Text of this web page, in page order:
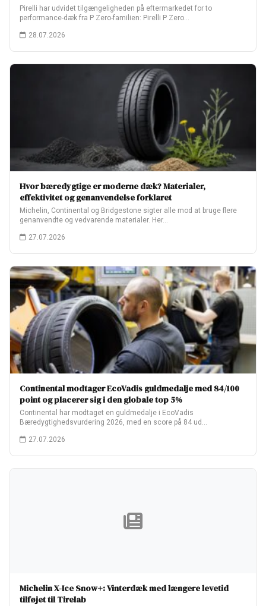
Pirelli har udvidet tilgængeligheden på eftermarkedet for to
performance-dæk fra P Zero-familien: Pirelli P Zero…
28.07.2026
Hvor bæredygtige er moderne dæk? Materialer,
effektivitet og genanvendelse forklaret
Michelin, Continental og Bridgestone sigter alle mod at bruge flere
genanvendte og vedvarende materialer. Her…
27.07.2026
Continental modtager EcoVadis guldmedalje med 84/100
point og placerer sig i den globale top 5%
Continental har modtaget en guldmedalje i EcoVadis
Bæredygtighedsvurdering 2026, med en score på 84 ud…
27.07.2026
Michelin X-Ice Snow+: Vinterdæk med længere levetid
tilføjet til Tirelab